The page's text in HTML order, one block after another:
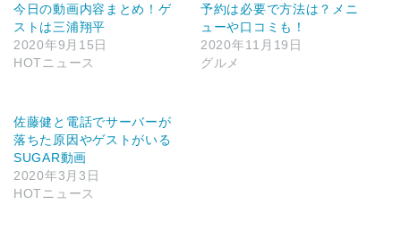
今日の動画内容まとめ！ゲ
ストは三浦翔平
2020年9月15日
HOTニュース
予約は必要で方法は？メニ
ューや口コミも！
2020年11月19日
グルメ
佐藤健と電話でサーバーが
落ちた原因やゲストがいる
SUGAR動画
2020年3月3日
HOTニュース